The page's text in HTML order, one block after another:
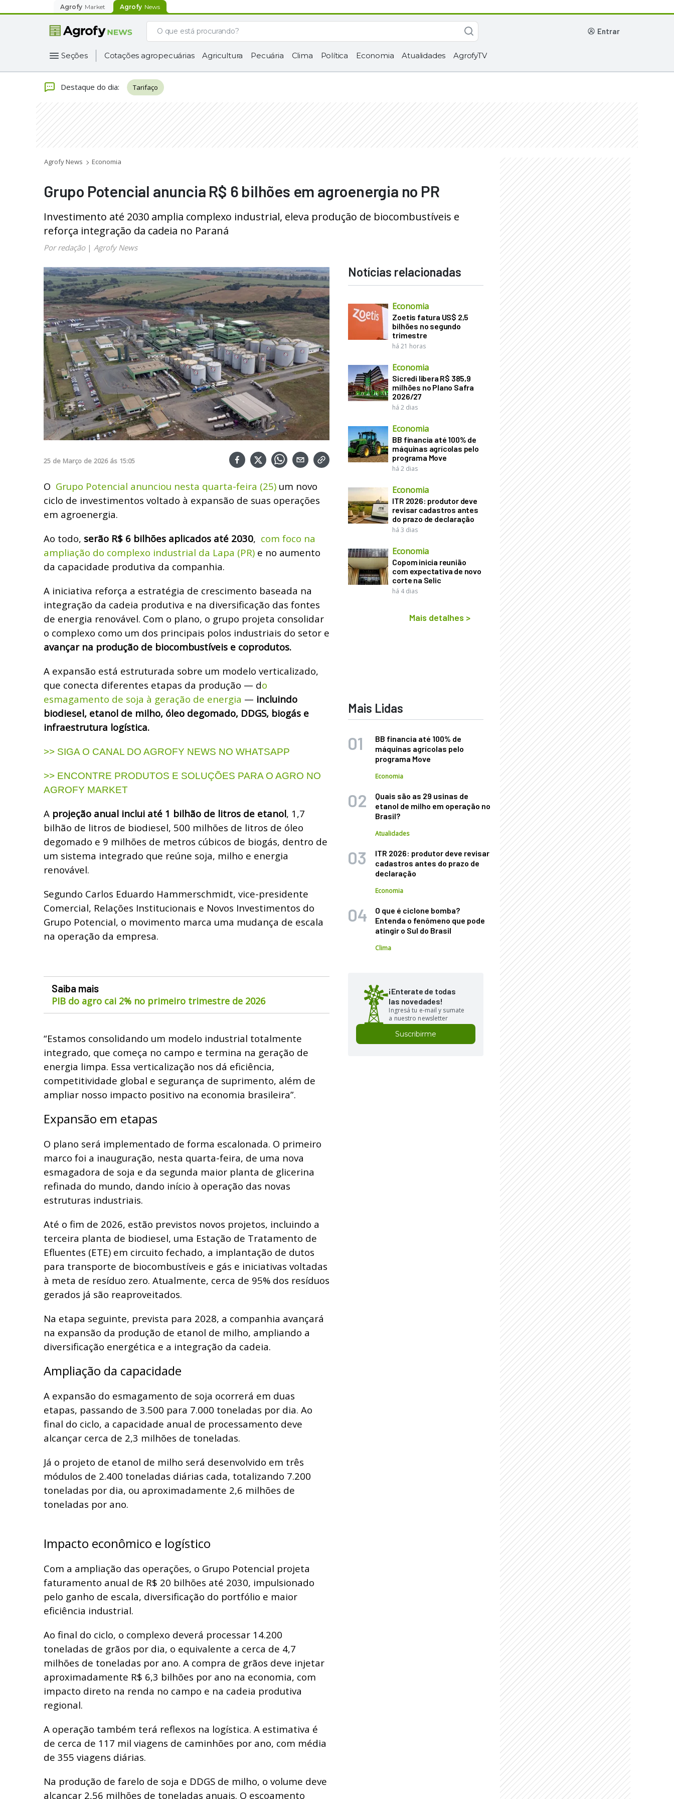
Agrofy Market Agrofy News
entrar
Seções Cotações agropecuárias Agricultura Pecuária Clima Política Economia Atualidades AgrofyTV
Destaque do dia: Tarifaço
Agrofy News Economia
Grupo Potencial anuncia R$ 6 bilhões em agroenergia no PR
Investimento até 2030 amplia complexo industrial, eleva produção de biocombustíveis e
reforça integração da cadeia no Paraná
Por redação| Agrofy News
25 de Março de 2026 ás 15:05
O Grupo Potencial anunciou nesta quarta-feira (25) um novo
ciclo de investimentos voltado à expansão de suas operações
em agroenergia.
Ao todo, serão R$ 6 bilhões aplicados até 2030, com foco na
ampliação do complexo industrial da Lapa (PR) e no aumento
da capacidade produtiva da companhia.
A iniciativa reforça a estratégia de crescimento baseada na
integração da cadeia produtiva e na diversificação das fontes
de energia renovável. Com o plano, o grupo projeta consolidar
o complexo como um dos principais polos industriais do setor e
avançar na produção de biocombustíveis e coprodutos.
A expansão está estruturada sobre um modelo verticalizado,
que conecta diferentes etapas da produção — do
esmagamento de soja à geração de energia — incluindo
biodiesel, etanol de milho, óleo degomado, DDGS, biogás e
infraestrutura logística.
>> SIGA O CANAL DO AGROFY NEWS NO WHATSAPP
>> ENCONTRE PRODUTOS E SOLUÇÕES PARA O AGRO NO
AGROFY MARKET
A projeção anual inclui até 1 bilhão de litros de etanol, 1,7
bilhão de litros de biodiesel, 500 milhões de litros de óleo
degomado e 9 milhões de metros cúbicos de biogás, dentro de
um sistema integrado que reúne soja, milho e energia
renovável.
Segundo Carlos Eduardo Hammerschmidt, vice-presidente
Comercial, Relações Institucionais e Novos Investimentos do
Grupo Potencial, o movimento marca uma mudança de escala
na operação da empresa.
Saiba mais
PIB do agro cai 2% no primeiro trimestre de 2026
“Estamos consolidando um modelo industrial totalmente
integrado, que começa no campo e termina na geração de
energia limpa. Essa verticalização nos dá eficiência,
competitividade global e segurança de suprimento, além de
ampliar nosso impacto positivo na economia brasileira”.
Expansão em etapas
O plano será implementado de forma escalonada. O primeiro
marco foi a inauguração, nesta quarta-feira, de uma nova
esmagadora de soja e da segunda maior planta de glicerina
refinada do mundo, dando início à operação das novas
estruturas industriais.
Até o fim de 2026, estão previstos novos projetos, incluindo a
terceira planta de biodiesel, uma Estação de Tratamento de
Efluentes (ETE) em circuito fechado, a implantação de dutos
para transporte de biocombustíveis e gás e iniciativas voltadas
à meta de resíduo zero. Atualmente, cerca de 95% dos resíduos
gerados já são reaproveitados.
Na etapa seguinte, prevista para 2028, a companhia avançará
na expansão da produção de etanol de milho, ampliando a
diversificação energética e a integração da cadeia.
Ampliação da capacidade
A expansão do esmagamento de soja ocorrerá em duas
etapas, passando de 3.500 para 7.000 toneladas por dia. Ao
final do ciclo, a capacidade anual de processamento deve
alcançar cerca de 2,3 milhões de toneladas.
Já o projeto de etanol de milho será desenvolvido em três
módulos de 2.400 toneladas diárias cada, totalizando 7.200
toneladas por dia, ou aproximadamente 2,6 milhões de
toneladas por ano.
Impacto econômico e logístico
Com a ampliação das operações, o Grupo Potencial projeta
faturamento anual de R$ 20 bilhões até 2030, impulsionado
pelo ganho de escala, diversificação do portfólio e maior
eficiência industrial.
Ao final do ciclo, o complexo deverá processar 14.200
toneladas de grãos por dia, o equivalente a cerca de 4,7
milhões de toneladas por ano. A compra de grãos deve injetar
aproximadamente R$ 6,3 bilhões por ano na economia, com
impacto direto na renda no campo e na cadeia produtiva
regional.
A operação também terá reflexos na logística. A estimativa é
de cerca de 117 mil viagens de caminhões por ano, com média
de 355 viagens diárias.
Na produção de farelo de soja e DDGS de milho, o volume deve
alcançar 2,56 milhões de toneladas anuais. O escoamento
Notícias relacionadas
Economia
Zoetis fatura US$ 2,5
bilhões no segundo
trimestre
há 21 horas
Economia
Sicredi libera R$ 385,9
milhões no Plano Safra
2026/27
há 2 dias
Economia
BB financia até 100% de
máquinas agrícolas pelo
programa Move
há 2 dias
Economia
ITR 2026: produtor deve
revisar cadastros antes
do prazo de declaração
há 3 dias
Economia
Copom inicia reunião
com expectativa de novo
corte na Selic
há 4 dias
Mais detalhes >
Mais Lidas
BB financia até 100% de
máquinas agrícolas pelo
programa Move
Economia
Quais são as 29 usinas de
etanol de milho em operação no
Brasil?
Atualidades
ITR 2026: produtor deve revisar
cadastros antes do prazo de
declaração
Economia
O que é ciclone bomba?
Entenda o fenômeno que pode
atingir o Sul do Brasil
Clima
¡Enterate de todas
las novedades!
Ingresá tu e-mail y sumate
a nuestro newsletter
Suscribirme